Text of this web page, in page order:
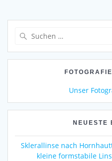
Unser
NEUESTE
Sklerallinse nach
kleine formstabile